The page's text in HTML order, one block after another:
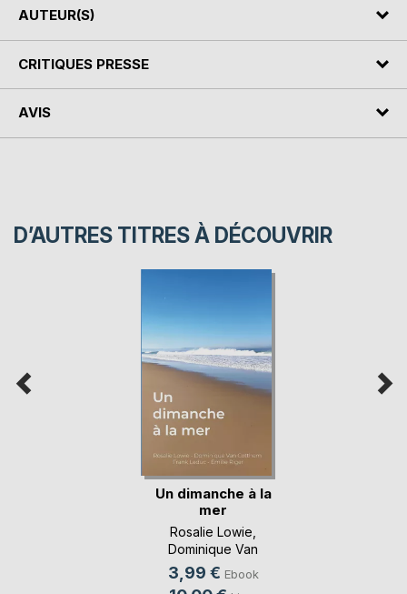
AUTEUR(S)
CRITIQUES PRESSE
AVIS
D’AUTRES TITRES À DÉCOUVRIR
Un dimanche à la
mer
Rosalie Lowie
Dominique Van
Cotthem
3,99 € Ebook